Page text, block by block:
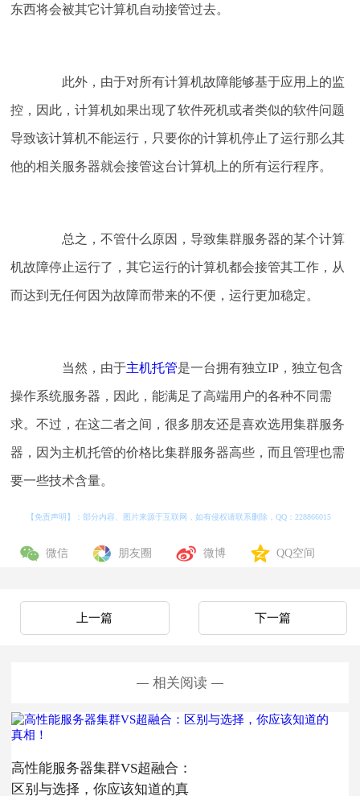
东西将会被其它计算机自动接管过去。
此外，由于对所有计算机故障能够基于应用上的监
控，因此，计算机如果出现了软件死机或者类似的软件问题
导致该计算机不能运行，只要你的计算机停止了运行那么其
他的相关服务器就会接管这台计算机上的所有运行程序。
总之，不管什么原因，导致集群服务器的某个计算
机故障停止运行了，其它运行的计算机都会接管其工作，从
而达到无任何因为故障而带来的不便，运行更加稳定。
当然，由于主机托管是一台拥有独立IP，独立包含
操作系统服务器，因此，能满足了高端用户的各种不同需
求。不过，在这二者之间，很多朋友还是喜欢选用集群服务
器，因为主机托管的价格比集群服务器高些，而且管理也需
要一些技术含量。
【免责声明】：部分内容、图片来源于互联网，如有侵权请联系删除，QQ：228866015
微信 朋友圈 微博 QQ空间
下一篇
上一篇
相关阅读
高性能服务器集群VS超融合：
区别与选择，你应该知道的真